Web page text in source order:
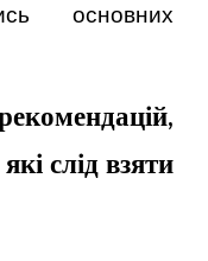
основних
слід взяти